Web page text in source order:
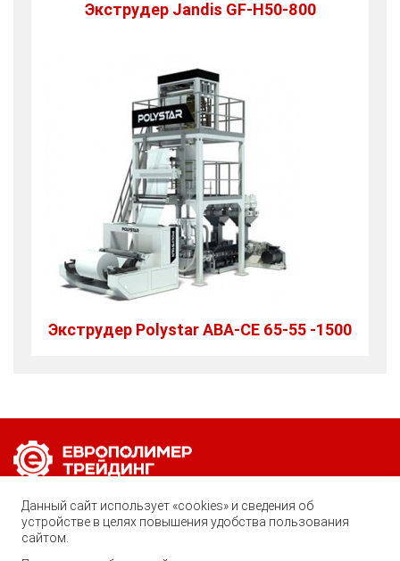
Экструдер Jandis GF-H50-800
Экструдер Polystar ABA-CE 65-55 -1500
Позвоните нам по любому вопросу:
8 (800) 222-40-61
Данный сайт использует «cookies» и сведения об
устройстве в целях повышения удобства пользования
сайтом.